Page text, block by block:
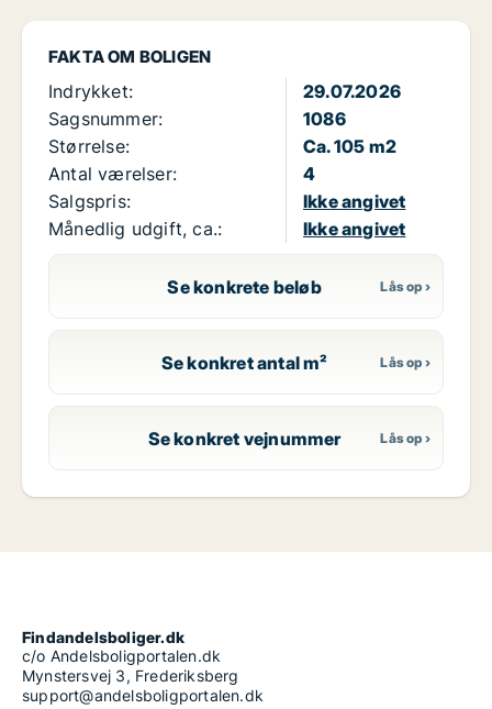
FAKTA OM BOLIGEN
Indrykket:
29.07.2026
Sagsnummer:
1086
Størrelse:
Ca. 105 m2
Antal værelser:
4
Salgspris:
Ikke angivet
Månedlig udgift, ca.:
Ikke angivet
Se konkrete beløb
Se konkret antal m²
Se konkret vejnummer
Findandelsboliger.dk
c/o Andelsboligportalen.dk
Mynstersvej 3, Frederiksberg
support@andelsboligportalen.dk